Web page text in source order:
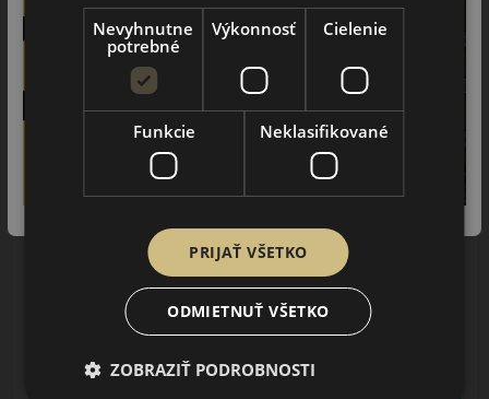
155/80R13 (79) T
Nevyhnutne
potrebné
Výkonnosť Cielenie
Funkcie Neklasifikované
PRIJAŤ VŠETKO
ODMIETNUŤ VŠETKO
ZOBRAZIŤ PODROBNOSTI